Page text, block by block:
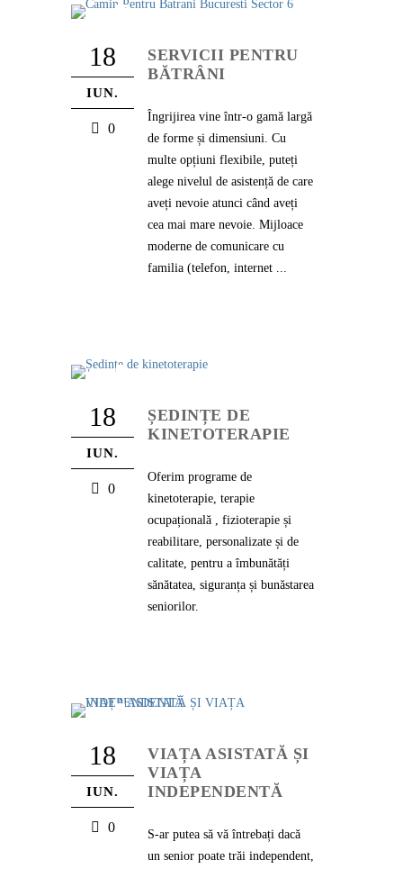
18
IUN.
0
SERVICII PENTRU
BĂTRÂNI
Îngrijirea vine într-o gamă largă
de forme și dimensiuni. Cu
multe opțiuni flexibile, puteți
alege nivelul de asistență de care
aveți nevoie atunci când aveți
cea mai mare nevoie. Mijloace
moderne de comunicare cu
familia (telefon, internet ...
18
IUN.
0
ȘEDINȚE DE
KINETOTERAPIE
Oferim programe de
kinetoterapie, terapie
ocupațională , fizioterapie și
reabilitare, personalizate și de
calitate, pentru a îmbunătăți
sănătatea, siguranța și bunăstarea
seniorilor.
18
IUN.
0
VIAȚA ASISTATĂ ȘI
VIAȚA
INDEPENDENTĂ
S-ar putea să vă întrebați dacă
un senior poate trăi independent,